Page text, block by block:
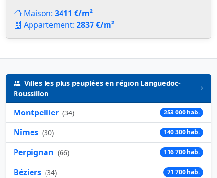
Maison: 3411 €/m²
Appartement: 2837 €/m²
Villes les plus peuplées en région Languedoc-
Roussillon
Montpellier (34) 253 000 hab.
Nîmes (30) 140 300 hab.
Perpignan (66) 116 700 hab.
Béziers (34) 71 700 hab.